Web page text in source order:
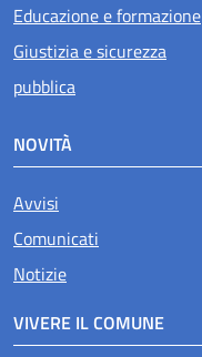
Educazione e formazione
Giustizia e sicurezza
pubblica
NOVITÀ
Avvisi
Comunicati
Notizie
VIVERE IL COMUNE